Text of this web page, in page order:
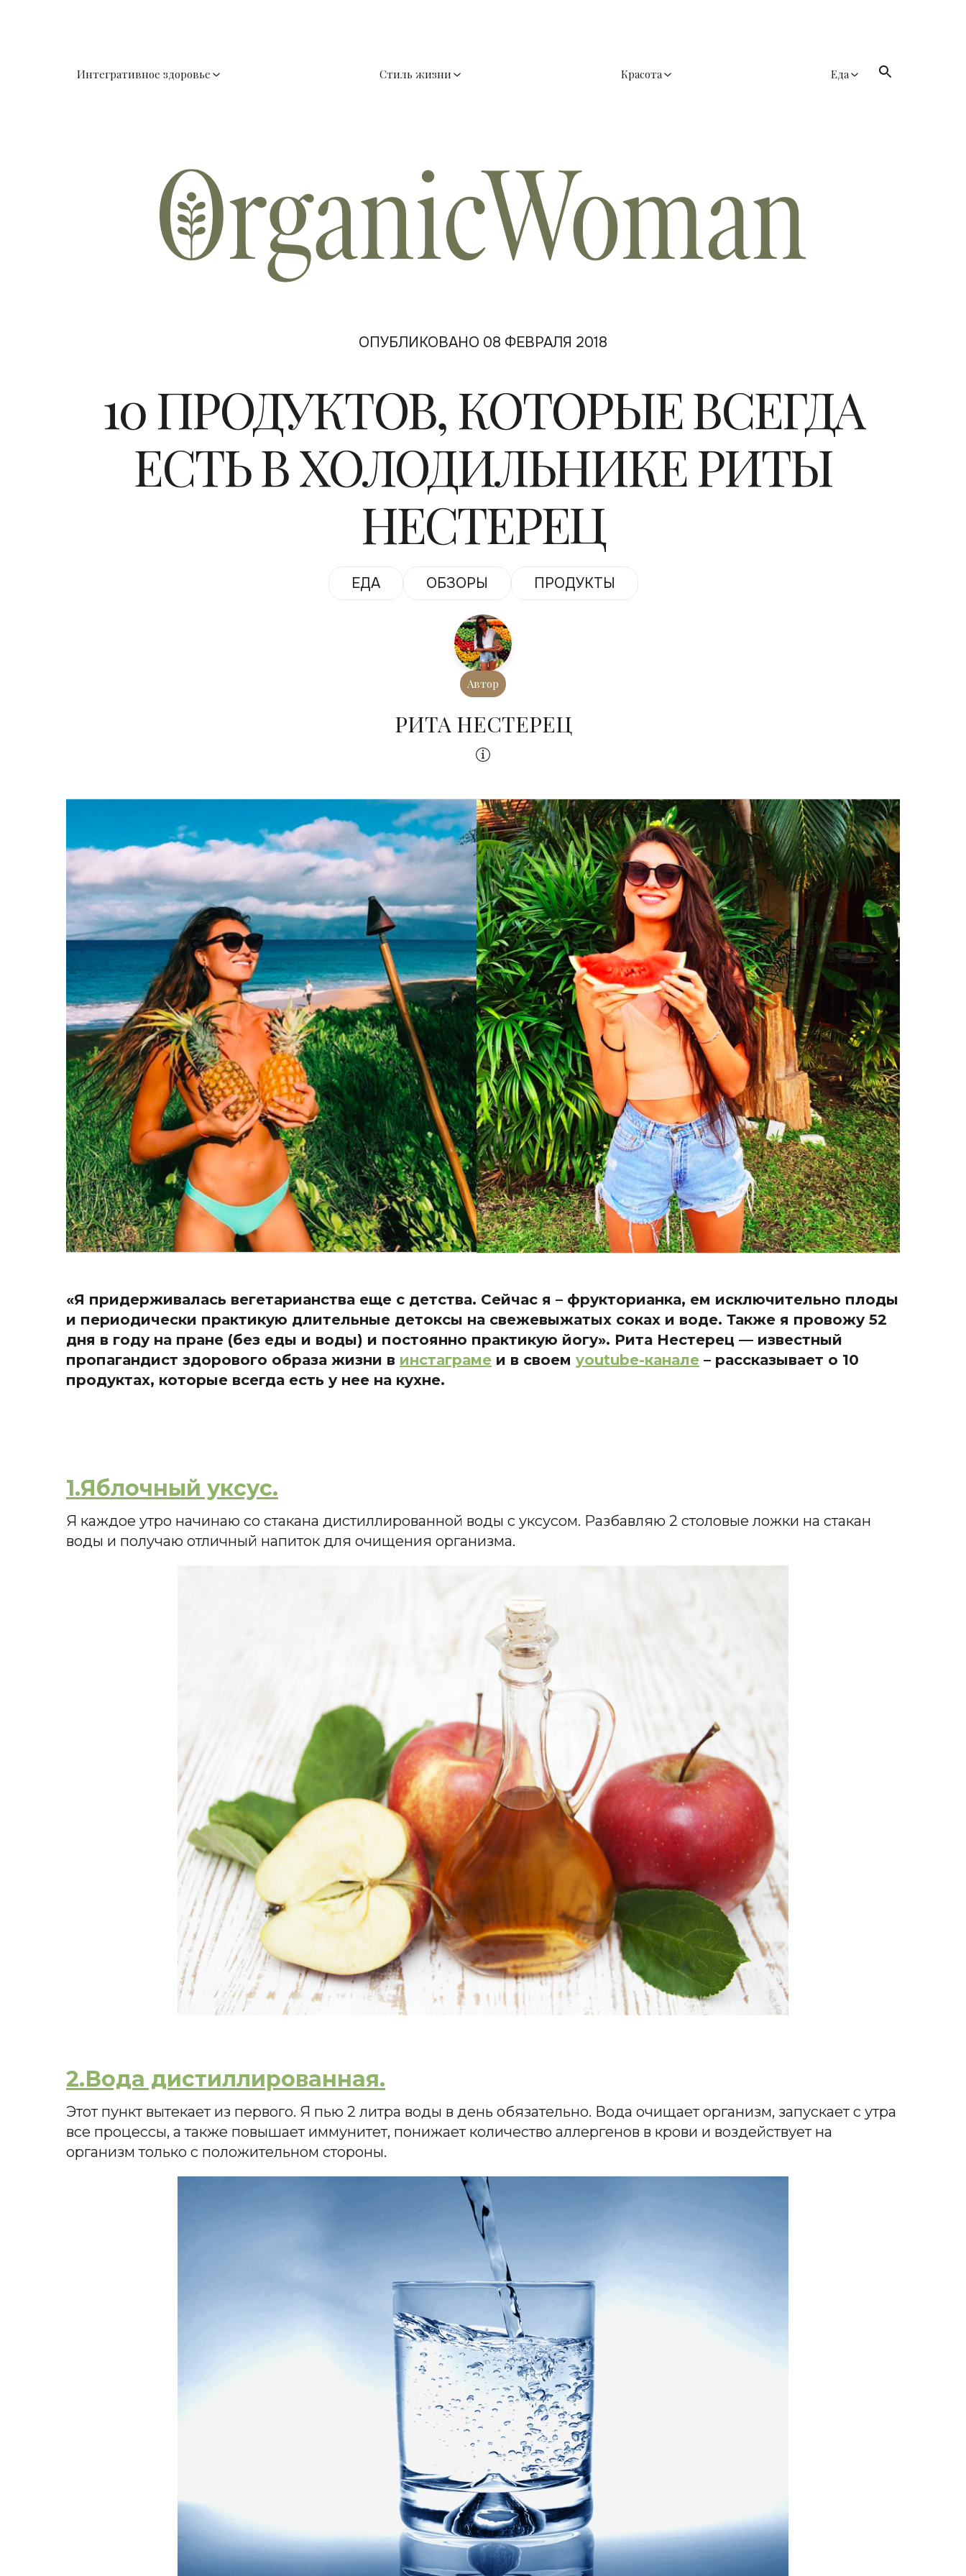
Интегративное здоровье Стиль жизни Красота Еда
ОПУБЛИКОВАНО 08 ФЕВРАЛЯ 2018
10 ПРОДУКТОВ, КОТОРЫЕ ВСЕГДА
ЕСТЬ В ХОЛОДИЛЬНИКЕ РИТЫ
НЕСТЕРЕЦ
ЕДА ОБЗОРЫ ПРОДУКТЫ
Автор
РИТА НЕСТЕРЕЦ
«Я придерживалась вегетарианства еще с детства. Сейчас я – фрукторианка, ем исключительно плоды
и периодически практикую длительные детоксы на свежевыжатых соках и воде. Также я провожу 52
дня в году на пране (без еды и воды) и постоянно практикую йогу». Рита Нестерец — известный
пропагандист здорового образа жизни в инстаграме и в своем youtube-канале – рассказывает о 10
продуктах, которые всегда есть у нее на кухне.
1.Яблочный уксус.
Я каждое утро начинаю со стакана дистиллированной воды с уксусом. Разбавляю 2 столовые ложки на стакан
воды и получаю отличный напиток для очищения организма.
2.Вода дистиллированная.
Этот пункт вытекает из первого. Я пью 2 литра воды в день обязательно. Вода очищает организм, запускает с утра
все процессы, а также повышает иммунитет, понижает количество аллергенов в крови и воздействует на
организм только с положительном стороны.